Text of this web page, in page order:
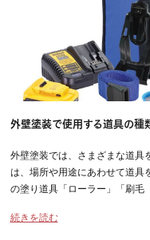
外壁塗装で使用する道具の種
外壁塗装では、さまざまな道具
は、場所や用途にあわせて道具
の塗り道具「ローラー」「刷毛
続きを読む